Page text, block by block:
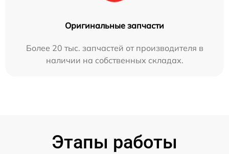
Оригинальные запчасти
Более 20 тыс. запчастей от производителя в
наличии на собственных складах.
Этапы работы